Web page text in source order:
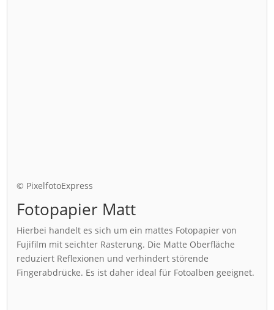
© PixelfotoExpress
Fotopapier Matt
Hierbei handelt es sich um ein mattes Fotopapier von
Fujifilm mit seichter Rasterung. Die Matte Oberfläche
reduziert Reflexionen und verhindert störende
Fingerabdrücke. Es ist daher ideal für Fotoalben geeignet.